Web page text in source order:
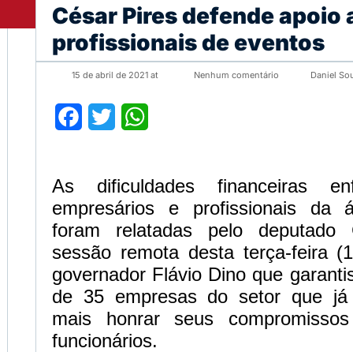
César Pires defende apoio
profissionais de eventos
15 de abril de 2021 at Nenhum comentário Daniel
Facebook
Twitter
As dificuldades financeiras
empresários e profissionais da
foram relatadas pelo
sessão remota desta terça-feira
governador Flávio Dino que
de 35 empresas do setor que já
mais honrar seus
funcionários.